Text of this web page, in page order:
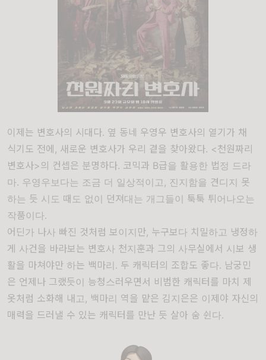
이제는 변호사의 시대다. 옆 동네 우영우 변호사의 열기가 채
식기도 전에, 새로운 변호사가 우리 곁을 찾아왔다. <천원짜리
변호사>의 컨셉은 분명하다. 코믹과 B급을 활용한 법정 드라
마. 우영우보다는 조금 더 일상적이고, 진지함을 견디지 못
하는 듯 시도 때도 없이 던져대는 개그들이 툭툭 튀어나오는
작품이다.
어딘가 나사 빠진 것처럼 보이지만, 누구보다 치밀하고 냉정하
게 사건을 바라보는 변호사 천지훈과 그의 사무실에서 시보 생
활을 마쳐야만 하는 백마리. 두 캐릭터의 조합도 좋다. 남궁민
은 언제나 그랬듯이 능청스러우면서 비범한 캐릭터를 마치 제
옷처럼 소화해 내고, 백마리 역을 맡은 김지은은 이제야 자신의
매력을 드러낼 수 있는 캐릭터를 만난 듯 살아 숨 쉰다.